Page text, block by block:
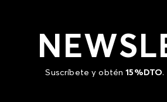
Suscríbete y obtén15%DTO.